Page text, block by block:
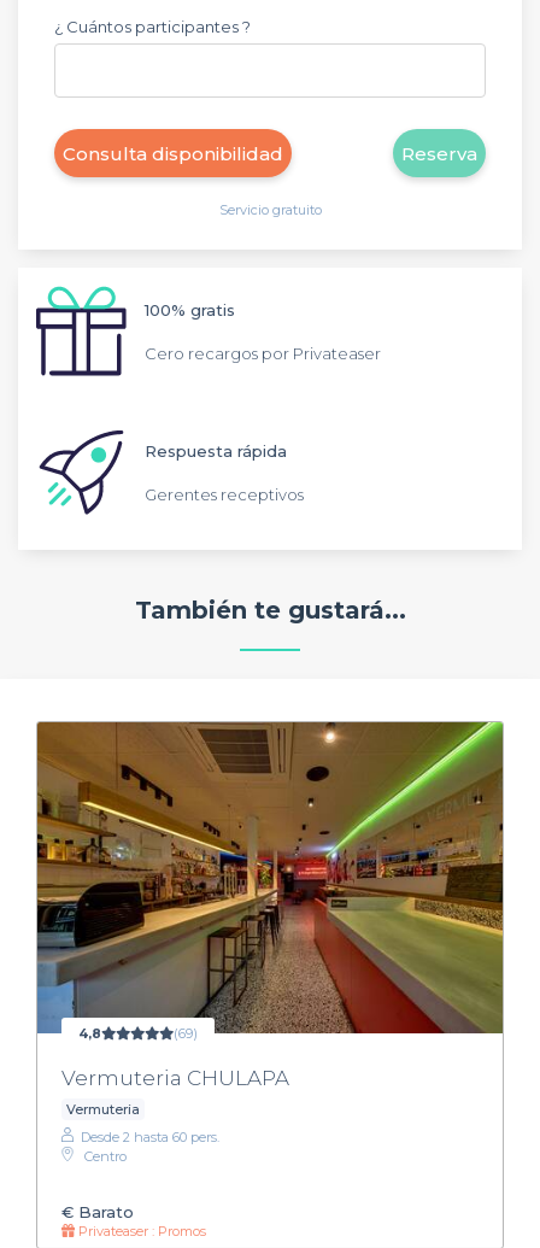
¿ Cuántos participantes ?
Reserva
Consulta disponibilidad
Servicio gratuito
100% gratis
Cero recargos por Privateaser
Respuesta rápida
Gerentes receptivos
También te gustará...
4,8 (69)
Vermuteria CHULAPA
Vermuteria
Desde 2 hasta 60 pers.
Centro
€ Barato
Privateaser : Promos